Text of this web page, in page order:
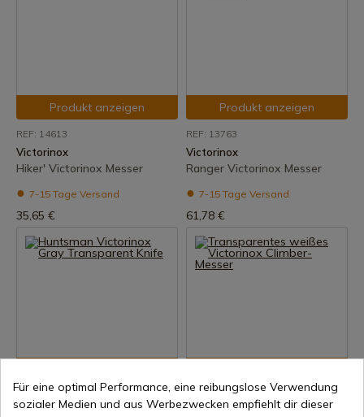
Produkt anzeigen
REF: 14613
Victorinox
Hiker' Victorinox Messer
7-15 Tage Versand
35,65 €
Produkt anzeigen
REF: 13763
Victorinox
Ranger Victorinox Messer
7-15 Tage Versand
61,78 €
REF: 13713.T7 REF: 13703.T7
Für eine optimal Performance, eine reibungslose Verwendung
sozialer Medien und aus Werbezwecken empfiehlt dir dieser